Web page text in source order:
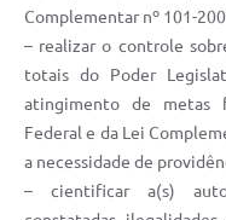
Complementar nº 101-
– realizar o controle
totais do Poder
atingimento de metas
Federal e da Lei
a necessidade de
– cientificar a(s)